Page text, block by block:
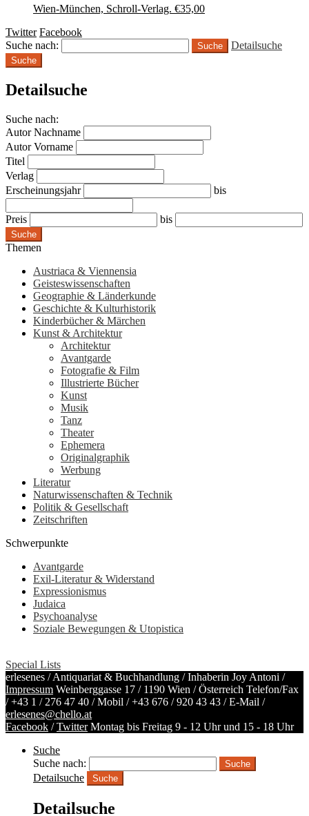
Wien-München, Schroll-Verlag. €35,00
Twitter Facebook
Suche nach:
Detailsuche
Suche
Detailsuche
Suche nach:
Autor Nachname
Autor Vorname
Titel
Verlag
Erscheinungsjahr
bis
Preis bis
Suche
Themen
Austriaca & Viennensia
Geisteswissenschaften
Geographie & Länderkunde
Geschichte & Kulturhistorik
Kinderbücher & Märchen
Kunst & Architektur
Architektur
Avantgarde
Fotografie & Film
Illustrierte Bücher
Kunst
Musik
Tanz
Theater
Ephemera
Originalgraphik
Werbung
Literatur
Naturwissenschaften & Technik
Politik & Gesellschaft
Zeitschriften
Schwerpunkte
Avantgarde
Exil-Literatur & Widerstand
Expressionismus
Judaica
Psychoanalyse
Soziale Bewegungen & Utopistica
Special Lists
erlesenes / Antiquariat & Buchhandlung / Inhaberin Joy Antoni /
Impressum Weinberggasse 17 / 1190 Wien / Österreich Telefon/Fax
/+43 1 / 276 47 40 / Mobil /+43 676 / 920 43 43 / E-Mail /
erlesenes@chello.at
Facebook /Twitter Montag bis Freitag 9 - 12 Uhr und 15 - 18 Uhr
Suche
Suche nach:
Detailsuche
Suche
Detailsuche